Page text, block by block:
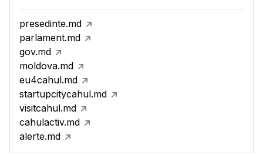
presedinte.md
parlament.md
gov.md
moldova.md
eu4cahul.md
startupcitycahul.md
visitcahul.md
cahulactiv.md
alerte.md